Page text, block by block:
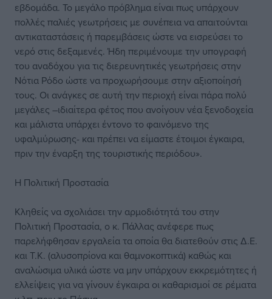
εβδομάδα. Το μεγάλο πρόβλημα είναι πως υπάρχουν
πολλές παλιές γεωτρήσεις με συνέπεια να απαιτούνται
αντικαταστάσεις ή παρεμβάσεις ώστε να εισρεύσει το
νερό στις δεξαμενές. Ήδη περιμένουμε την υπογραφή
του αναδόχου για τις διερευνητικές γεωτρήσεις στην
Νότια Ρόδο ώστε να προχωρήσουμε στην αξιοποίησή
τους. Οι ανάγκες σε αυτή την περιοχή είναι πάρα πολύ
μεγάλες –ιδιαίτερα φέτος που ανοίγουν νέα ξενοδοχεία
και μάλιστα υπάρχει έντονο το φαινόμενο της
υφαλμύρωσης- και πρέπει να είμαστε έτοιμοι έγκαιρα,
πριν την έναρξη της τουριστικής περιόδου».
Η Πολιτική Προστασία
Κληθείς να σχολιάσει την αρμοδιότητά του στην
Πολιτική Προστασία, ο κ. Πάλλας ανέφερε πως
παρελήφθησαν εργαλεία τα οποία θα διατεθούν στις Δ.Ε.
και Τ.Κ. (αλυσοπρίονα και θαμνοκοπτικά) καθώς και
αναλώσιμα υλικά ώστε να μην υπάρχουν εκκρεμότητες ή
ελλείψεις για να γίνουν έγκαιρα οι καθαρισμοί σε ρέματα